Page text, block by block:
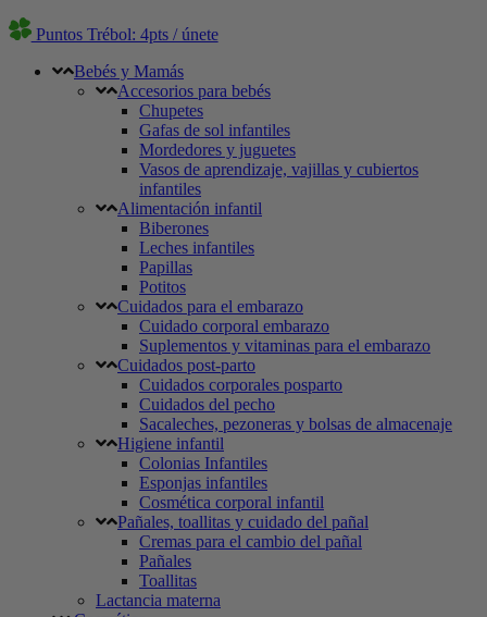
Puntos Trébol: 4pts / únete
Bebés y Mamás
Accesorios para bebés
Chupetes
Gafas de sol infantiles
Mordedores y juguetes
Vasos de aprendizaje, vajillas y cubiertos
infantiles
Alimentación infantil
Biberones
Leches infantiles
Papillas
Potitos
Cuidados para el embarazo
Cuidado corporal embarazo
Suplementos y vitaminas para el embarazo
Cuidados post-parto
Cuidados corporales posparto
Cuidados del pecho
Sacaleches, pezoneras y bolsas de almacenaje
Higiene infantil
Colonias Infantiles
Esponjas infantiles
Cosmética corporal infantil
Pañales, toallitas y cuidado del pañal
Cremas para el cambio del pañal
Pañales
Toallitas
Lactancia materna